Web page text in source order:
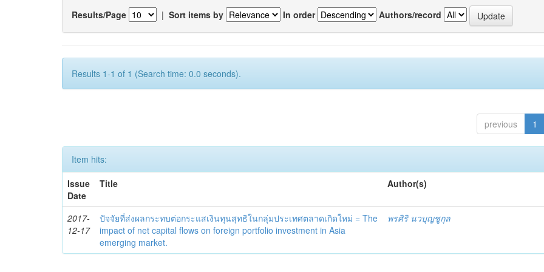
Results/Page | Sort items by In order Authors/record
Results 1-1 of 1 (Search time: 0.0 seconds).
previous 1
Item hits:
Issue
Date
Title Author(s)
2017-
12-17
ปัจจัยที่ส่งผลกระทบต่อกระแสเงินทุนสุทธิในกลุ่มประเทศตลาดเกิดใหม่ = The
impact of net capital flows on foreign portfolio investment in Asia
emerging market.
พรศิริ นวบุญชูกุล